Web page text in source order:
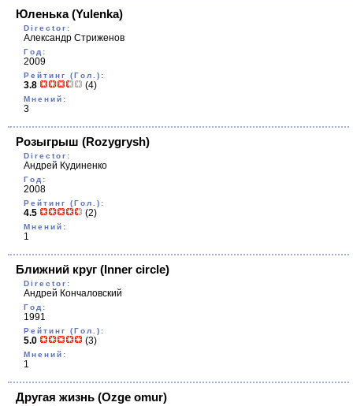
Юленька(Yulenka)
Director:
Александр Стриженов
Год:
2009
Рейтинг (Гол.):
3.8 (4)
Мнений:
3
Розыгрыш (Rozygrysh)
Director:
Андрей Кудиненко
Год:
2008
Рейтинг (Гол.):
4.5 (2)
Мнений:
1
Ближний круг (Inner circle)
Director:
Андрей Кончаловский
Год:
1991
Рейтинг (Гол.):
5.0 (3)
Мнений:
1
Другая жизнь (Ozge omur)